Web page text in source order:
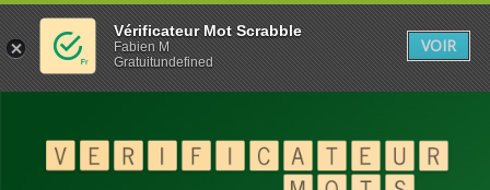
Vérificateur Mot Scrabble
Fabien M
Gratuitundefined
VOIR